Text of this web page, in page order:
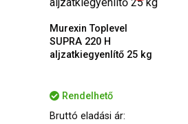
Murexin Toplevel
SUPRA 220 H
aljzatkiegyenlítő 25 kg
Rendelhető
Bruttó eladási ár: